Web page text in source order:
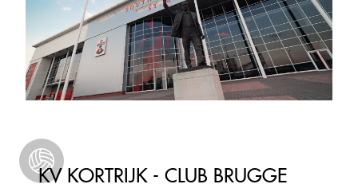
KV KORTRIJK - CLUB BRUGGE